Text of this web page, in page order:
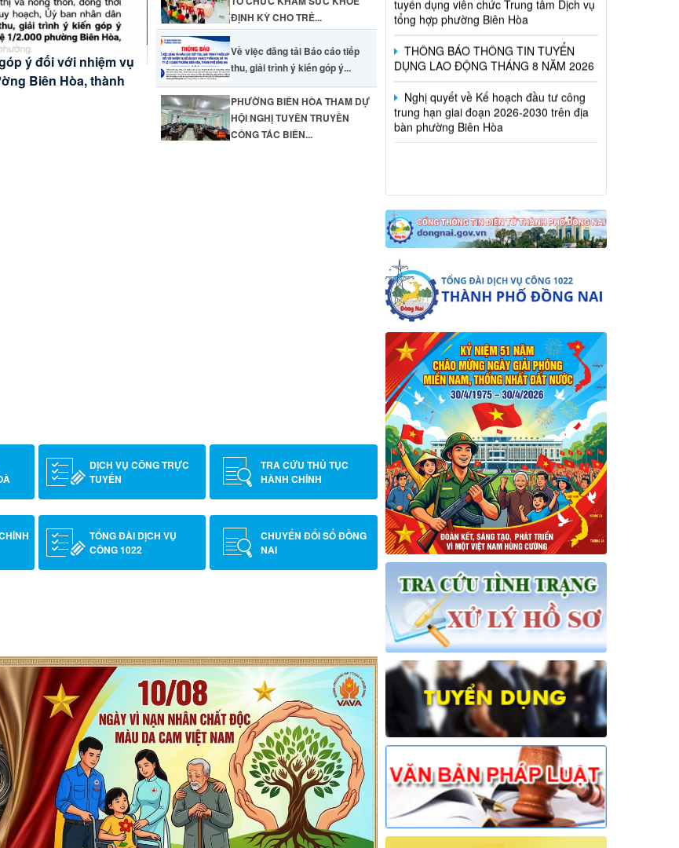
ĐỔI SỐ - ĐỒNG CHÍ
KHỎE ĐỊNH KỲ
ý đối với nhiệm vụ
Biên Hòa, thành
ĐỊNH KỲ CHO TRẺ...
Về việc đăng tải Báo cáo tiếp
thu, giải trình ý kiến góp ý...
PHƯỜNG BIÊN HÒA THAM DỰ
HỘI NGHỊ TUYÊN TRUYỀN
CÔNG TÁC BIÊN...
DỊCH VỤ CÔNG TRỰC
TUYẾN
TRA CỨU THỦ TỤC
HÀNH CHÍNH
TỔNG ĐÀI DỊCH VỤ
CÔNG 1022
CHUYỂN ĐỔI SỐ ĐỒNG
NAI
THÔNG BÁO THÔNG TIN TUYỂN
DỤNG LAO ĐỘNG THÁNG 8 NĂM 2026
Nghị quyết về Kế hoạch đầu tư công
trung hạn giai đoạn 2026-2030 trên địa
bàn phường Biên Hòa